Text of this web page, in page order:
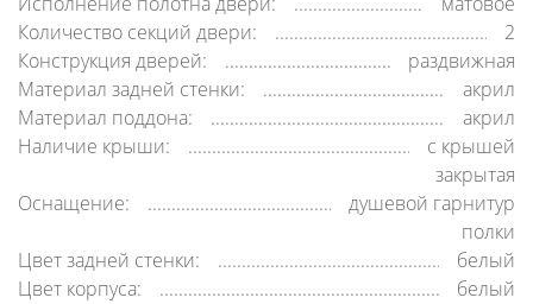
Количество секций двери:
2
Конструкция дверей:
раздвижная
Материал задней стенки:
акрил
Материал поддона:
акрил
Наличие крыши:
c крышей
закрытая
Оснащение:
душевой гарнитур
полки
Цвет задней стенки:
белый
Цвет корпуса:
белый